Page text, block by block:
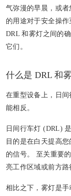
气弥漫的早晨，或
的用途对于安全操
DRL 和雾灯之间的
它们。
什么是 DRL 和
在重型设备上，日
能相反。
日间行车灯 (DRL)
目的是在白天提高
的信号。 至关重要
亮工作区域或前方路
相比之下，雾灯是